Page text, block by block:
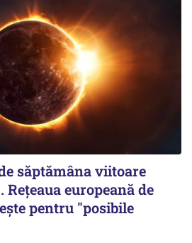
săptămâna viitoare
europeană de
pentru "posibile